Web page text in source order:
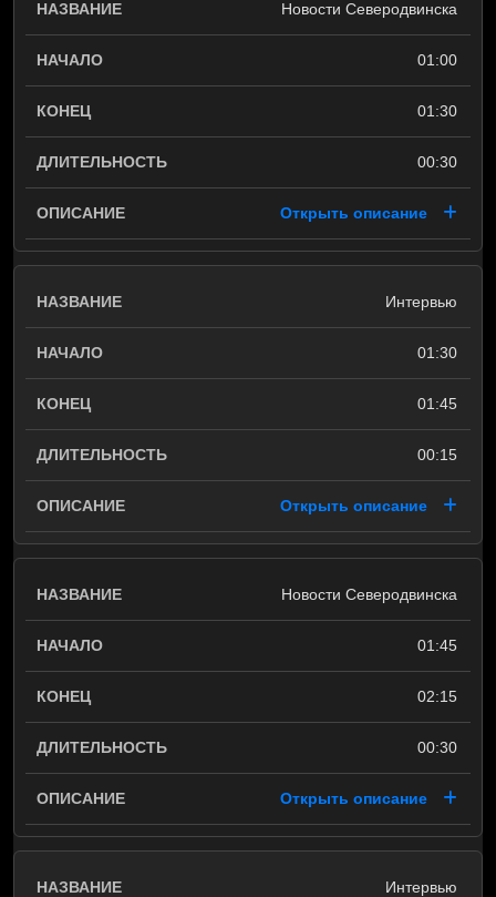
Новости Северодвинска
01:00
01:30
00:30
Открыть описание
Интервью
01:30
01:45
00:15
Открыть описание
Новости Северодвинска
01:45
02:15
00:30
Открыть описание
Интервью